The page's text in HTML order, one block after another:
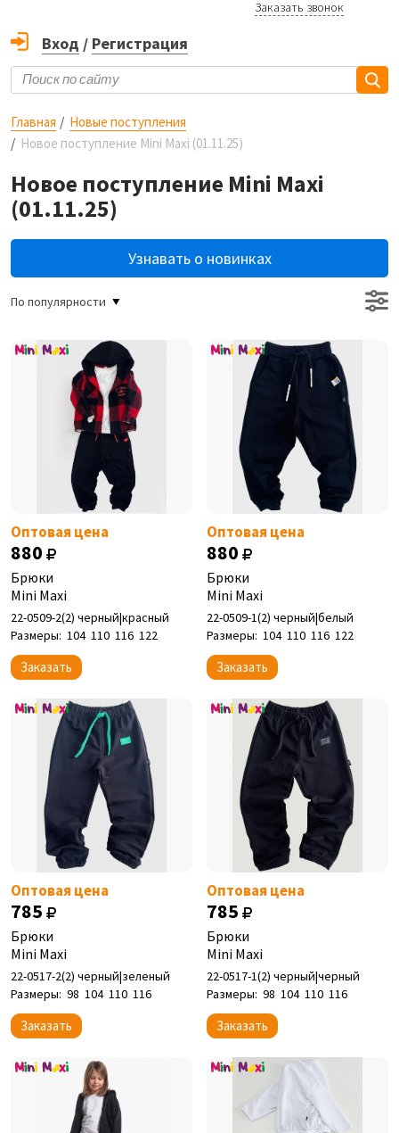
Заказать звонок
Вход / Регистрация
Главная
Новые поступления
Новое поступление Mini Maxi (01.11.25)
Новое поступление Mini Maxi
(01.11.25)
Узнавать о новинках
По популярности
Оптовая цена
880
Брюки
Mini Maxi
22-0509-2(2) черный|красный
Размеры: 104 110 116 122
Заказать
Оптовая цена
880
Брюки
Mini Maxi
22-0509-1(2) черный|белый
Размеры: 104 110 116 122
Заказать
Оптовая цена
785
Брюки
Mini Maxi
22-0517-2(2) черный|зеленый
Размеры: 98 104 110 116
Заказать
Оптовая цена
785
Брюки
Mini Maxi
22-0517-1(2) черный|черный
Размеры: 98 104 110 116
Заказать